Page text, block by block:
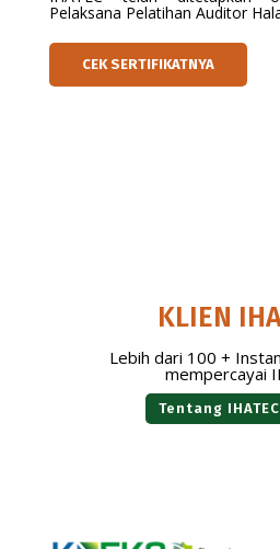
Pelaksana Pelatihan Auditor
CEK SERTIFIKATNYA
KLIEN
Lebih dari 100 +
mempercayai
Tentang IHATEC